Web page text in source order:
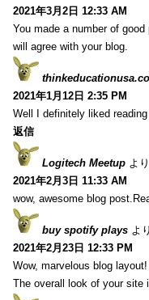
2021年3月2日 12:33 AM
You made a number of
will agree with your blog.
2021年1月12日 2:35 PM
Well I definitely liked
返信
Logitech Meetup よ
2021年2月3日 11:33 AM
wow, awesome blog
buy spotify plays よ
2021年2月23日 12:33 PM
Wow, marvelous blog
The overall look of your